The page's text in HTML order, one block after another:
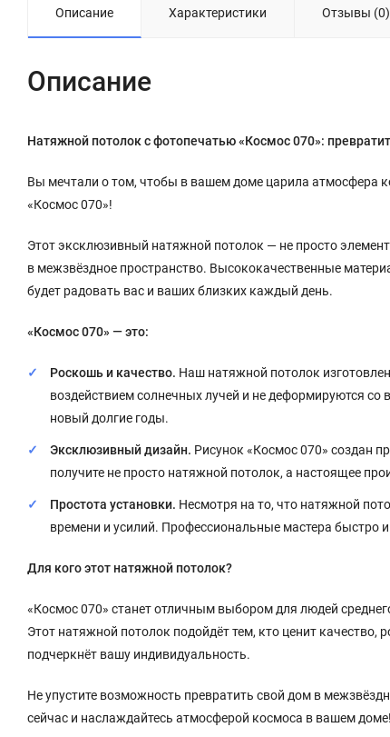
Описание Характеристики Отзывы (0)
Описание
Натяжной потолок с фотопечатью «Космос 070»:
Вы мечтали о том, чтобы в вашем доме царила атмосфера
«Космос 070»!
Этот эксклюзивный натяжной потолок — не просто
в межзвёздное пространство. Высококачественные
будет радовать вас и ваших близких каждый день.
«Космос 070» — это:
Роскошь и качество. Наш натяжной потолок
воздействием солнечных лучей и не деформируются
новый долгие годы.
Эксклюзивный дизайн. Рисунок «Космос 070» создан
получите не просто натяжной потолок, а настоящее
Простота установки. Несмотря на то, что натяжной
времени и усилий. Профессиональные мастера быстро
Для кого этот натяжной потолок?
«Космос 070» станет отличным выбором для людей
Этот натяжной потолок подойдёт тем, кто ценит
подчеркнёт вашу индивидуальность.
Не упустите возможность превратить свой дом в
сейчас и наслаждайтесь атмосферой космоса в вашем доме!